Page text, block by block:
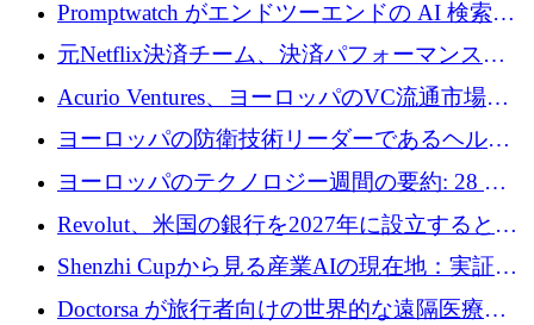
Promptwatch がエンドツーエンドの AI 検索最
適化プラットフォームを拡張するために 600
万ユーロを調達
元Netflix決済チーム、決済パフォーマンスプ
ラットフォームNopanのためにこれまでに720
万ユーロを調達
Acurio Ventures、ヨーロッパのVC流通市場の
流動性を解放するために1億1,500万ユーロの
ファンドを立ち上げる
ヨーロッパの防衛技術リーダーであるヘルシ
ングは、180億ドルの評価額で18億ドルのシリ
ヨーロッパのテクノロジー週間の要約: 28 億
ユーロを超える 70 以上のテクノロジー資金調
Revolut、米国の銀行を2027年に設立すると米
国の社長が語る
Shenzhi Cupから見る産業AIの現在地：実証と
産業実装への道筋
Doctorsa が旅行者向けの世界的な遠隔医療プ